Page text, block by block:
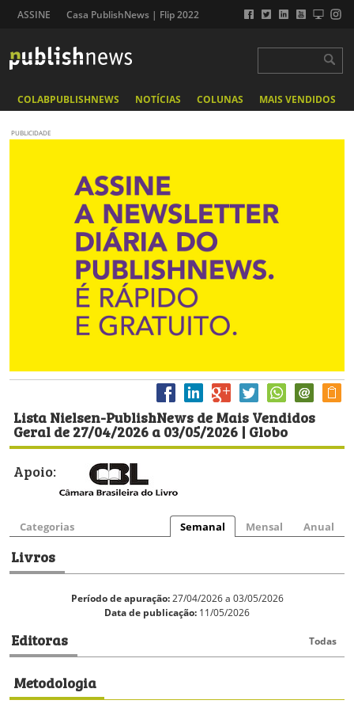
ASSINE Casa PublishNews | Flip 2022
COLABPUBLISHNEWS NOTÍCIAS COLUNAS MAIS VENDIDOS
PUBLICIDADE
Lista Nielsen-PublishNews de Mais Vendidos
Geral de 27/04/2026 a 03/05/2026 | Globo
Apoio:
Categorias Semanal Mensal Anual
Livros
Período de apuração:27/04/2026 a 03/05/2026
Data de publicação: 11/05/2026
Editoras Todas
Metodologia